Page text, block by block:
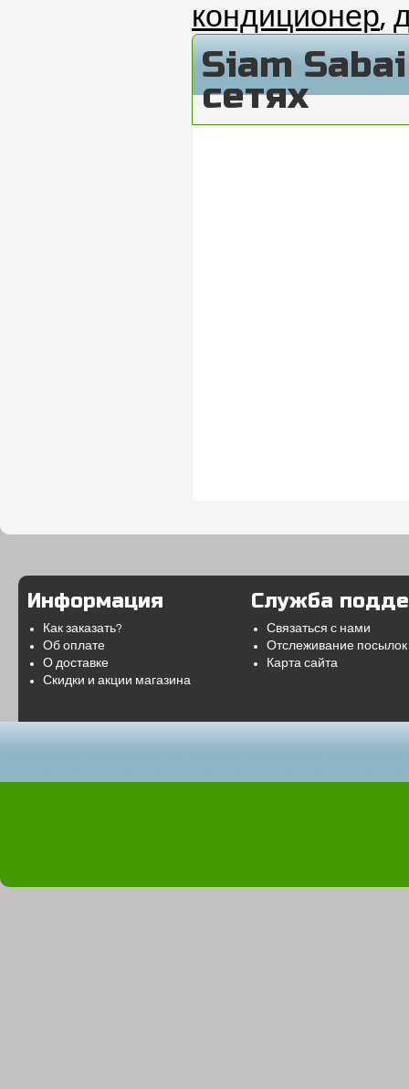
кондиционер,
Siam
сетях
Информация
Как заказать?
Об оплате
О доставке
Скидки и акции магазина
Служба
Связаться с нами
Отслеживание посылок
Карта сайта